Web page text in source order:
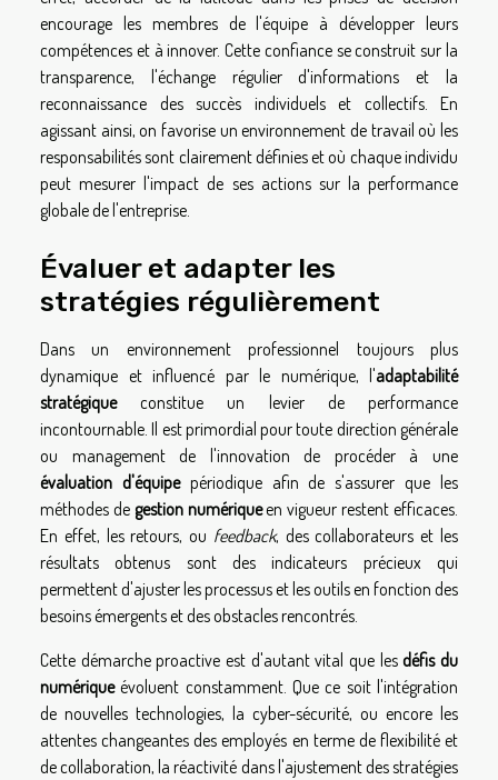
encourage les membres de l'équipe à développer leurs
compétences et à innover. Cette confiance se construit sur la
transparence, l'échange régulier d'informations et la
reconnaissance des succès individuels et collectifs. En
agissant ainsi, on favorise un environnement de travail où les
responsabilités sont clairement définies et où chaque individu
peut mesurer l'impact de ses actions sur la performance
globale de l'entreprise.
Évaluer et adapter les
stratégies régulièrement
Dans un environnement professionnel toujours plus
dynamique et influencé par le numérique, l'adaptabilité
stratégiqueconstitue un levier de performance
incontournable. Il est primordial pour toute direction générale
ou management de l'innovation de procéder à une
évaluation d'équipepériodique afin de s'assurer que les
méthodes de gestion numériqueen vigueur restent efficaces.
En effet, les retours, ou feedback, des collaborateurs et les
résultats obtenus sont des indicateurs précieux qui
permettent d'ajuster les processus et les outils en fonction des
besoins émergents et des obstacles rencontrés.
Cette démarche proactive est d'autant vital que lesdéfis du
numériqueévoluent constamment. Que ce soit l'intégration
de nouvelles technologies, la cyber-sécurité, ou encore les
attentes changeantes des employés en terme de flexibilité et
de collaboration, la réactivité dans l'ajustement des stratégies